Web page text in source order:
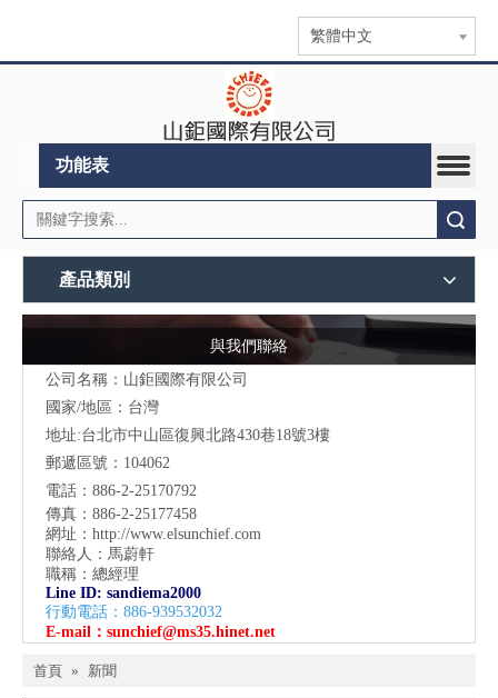
繁體中文
功能表
產品類別
與我們聯絡
公司名稱：山鉅國際有限公司
國家/地區：台灣
地址:台北市中山區復興北路430巷18號3樓
郵遞區號：104062
電話：886-2-25170792
傳真：886-2-25177458
網址： http://www.elsunchief.com
聯絡人：馬蔚軒
職稱：總經理
Line ID: sandiema2000
行動電話：886-939532032
E-mail： sunchief@ms35.hinet.net
首頁 » 新聞